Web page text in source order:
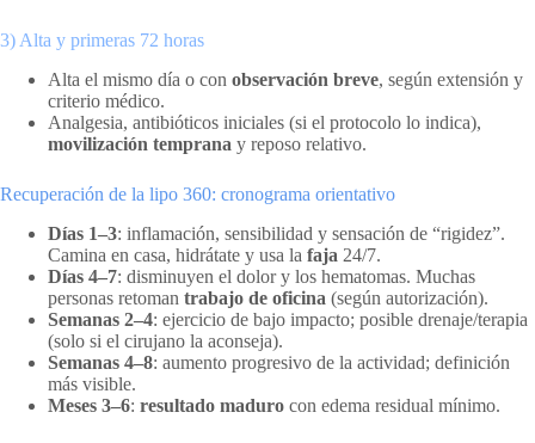
3) Alta y primeras 72 horas
Alta el mismo día o con observación breve, según extensión y
criterio médico.
Analgesia, antibióticos iniciales (si el protocolo lo indica),
movilización temprana y reposo relativo.
Recuperación de la lipo 360: cronograma orientativo
Días 1–3: inflamación, sensibilidad y sensación de “rigidez”.
Camina en casa, hidrátate y usa la faja 24/7.
Días 4–7: disminuyen el dolor y los hematomas. Muchas
personas retoman trabajo de oficina (según autorización).
Semanas 2–4: ejercicio de bajo impacto; posible drenaje/terapia
(solo si el cirujano la aconseja).
Semanas 4–8: aumento progresivo de la actividad; definición
más visible.
Meses 3–6: resultado maduro con edema residual mínimo.